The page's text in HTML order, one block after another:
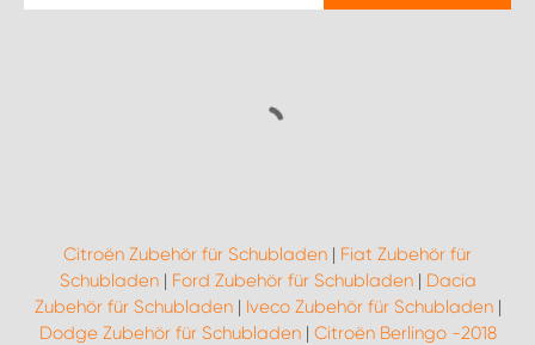
Citroën Zubehör für Schubladen | Fiat Zubehör für
Schubladen| Ford Zubehör für Schubladen| Dacia
Zubehör für Schubladen| Iveco Zubehör für Schubladen|
Dodge Zubehör für Schubladen| Citroën Berlingo -2018